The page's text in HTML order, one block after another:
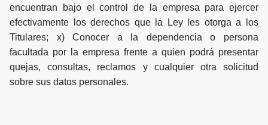
encuentran bajo el control de la empresa para ejercer
efectivamente los derechos que la Ley les otorga a los
Titulares; x) Conocer a la dependencia o persona
facultada por la empresa frente a quien podrá presentar
quejas, consultas, reclamos y cualquier otra solicitud
sobre sus datos personales.